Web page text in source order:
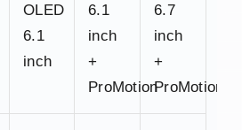
OLED
6.1
inch
6.1
inch
+
ProMotion
6.7
inch
+
ProMotion